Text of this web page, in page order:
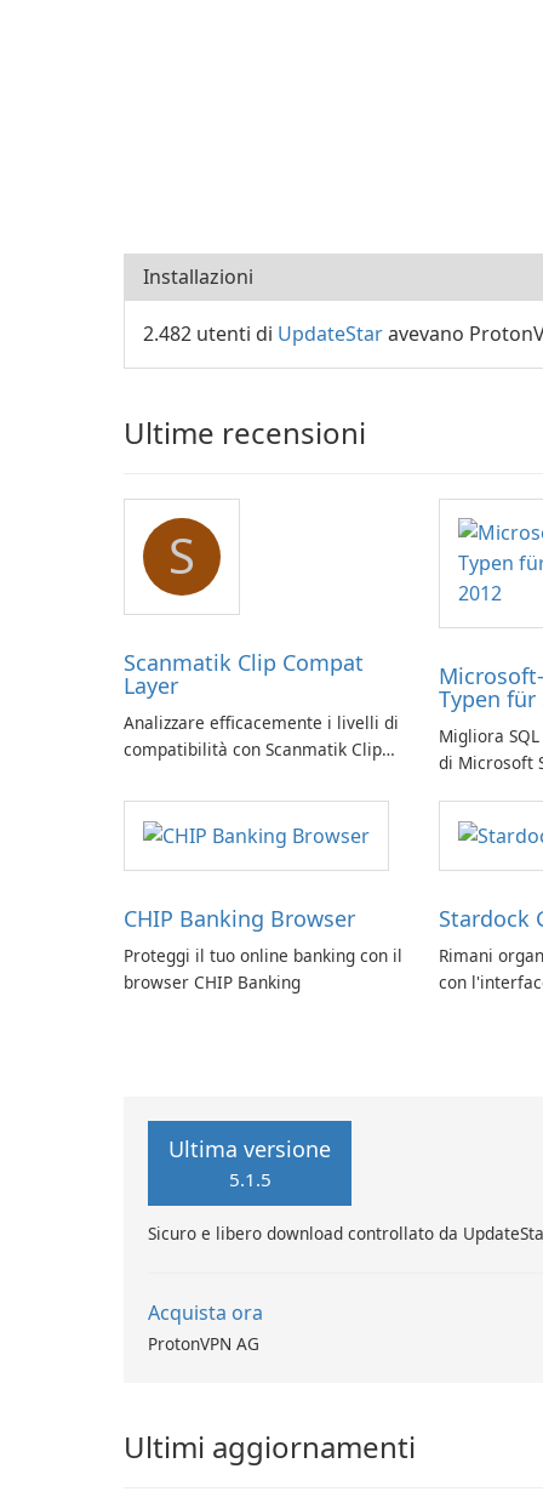
Installazioni
2.482 utenti di UpdateStaravevano
Ultime recensioni
S
Scanmatik Clip Compat
Layer
Analizzare efficacemente i livelli di
compatibilità con Scanmatik Clip
Typen für
Migliora
di Microsoft
CHIP Banking Browser
Proteggi il tuo online banking con il
browser CHIP Banking
Stardock
Rimani
con
Ultima versione
5.1.5
Sicuro e libero download controllato da
Acquista ora
ProtonVPN AG
Ultimi aggiornamenti